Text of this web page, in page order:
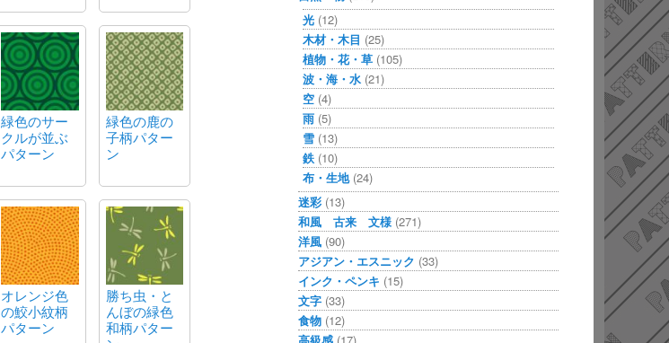
緑色のサー
クルが並ぶ
パターン
緑色の鹿の
子柄パター
ン
オレンジ色
の鮫小紋柄
パターン
勝ち虫・と
んぼの緑色
和柄パター
光 (12)
木材・木目 (25)
植物・花・草 (105)
波・海・水 (21)
空 (4)
雨 (5)
雪 (13)
鉄 (10)
布・生地(24)
迷彩 (13)
和風 古来 文様 (271)
洋風 (90)
アジアン・エスニック (33)
インク・ペンキ (15)
文字 (33)
食物 (12)